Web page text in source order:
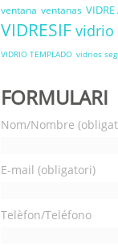
ventana ventanas
VIDRESIF vidrio
VIDRIO TEMPLADO vidrios
FORMULARI
Nom/Nombre
E-mail (obligatori)
Telèfon/Teléfono